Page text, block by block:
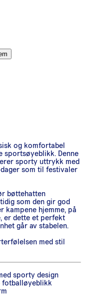
og komfortabel
sportsøyeblikk. Denne
sporty uttrykk med
som til festivaler
bøttehatten
som den gir god
kampene hjemme, på
er dette et perfekt
går av stabelen.
med stil
sporty design
fotballøyeblikk